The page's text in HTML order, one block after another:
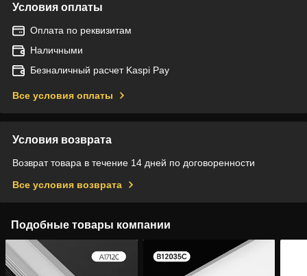
Условия оплаты
Оплата по реквизитам
Наличными
Безналичный расчет Kaspi Pay
Все условия оплаты
Условия возврата
Возврат товара в течение 14 дней по договоренности
Все условия возврата
Подобные товары компании